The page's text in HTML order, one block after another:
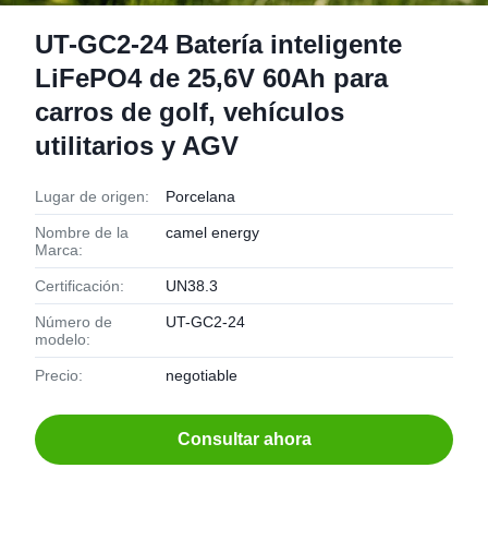
UT-GC2-24 Batería inteligente
LiFePO4 de 25,6V 60Ah para
carros de golf, vehículos
utilitarios y AGV
Lugar de origen: Porcelana
Nombre de la
Marca:
camel energy
Certificación: UN38.3
Número de
modelo:
UT-GC2-24
Precio: negotiable
Consultar ahora